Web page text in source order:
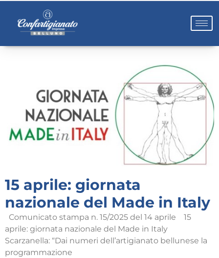
15 aprile: giornata
nazionale del Made in Italy
Comunicato stampa n. 15/2025 del 14 aprile 15
aprile: giornata nazionale del Made in Italy
Scarzanella: “Dai numeri dell’artigianato bellunese la
programmazione